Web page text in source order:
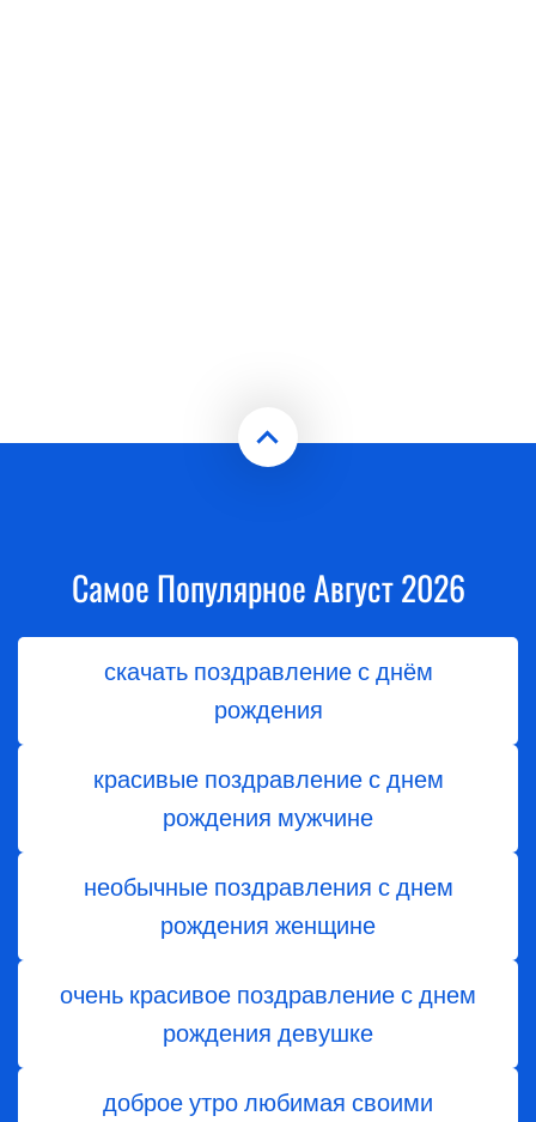
Самое Популярное Август 2026
скачать поздравление с днём
рождения
красивые поздравление с днем
рождения мужчине
необычные поздравления с днем
рождения женщине
очень красивое поздравление с днем
рождения девушке
доброе утро любимая своими